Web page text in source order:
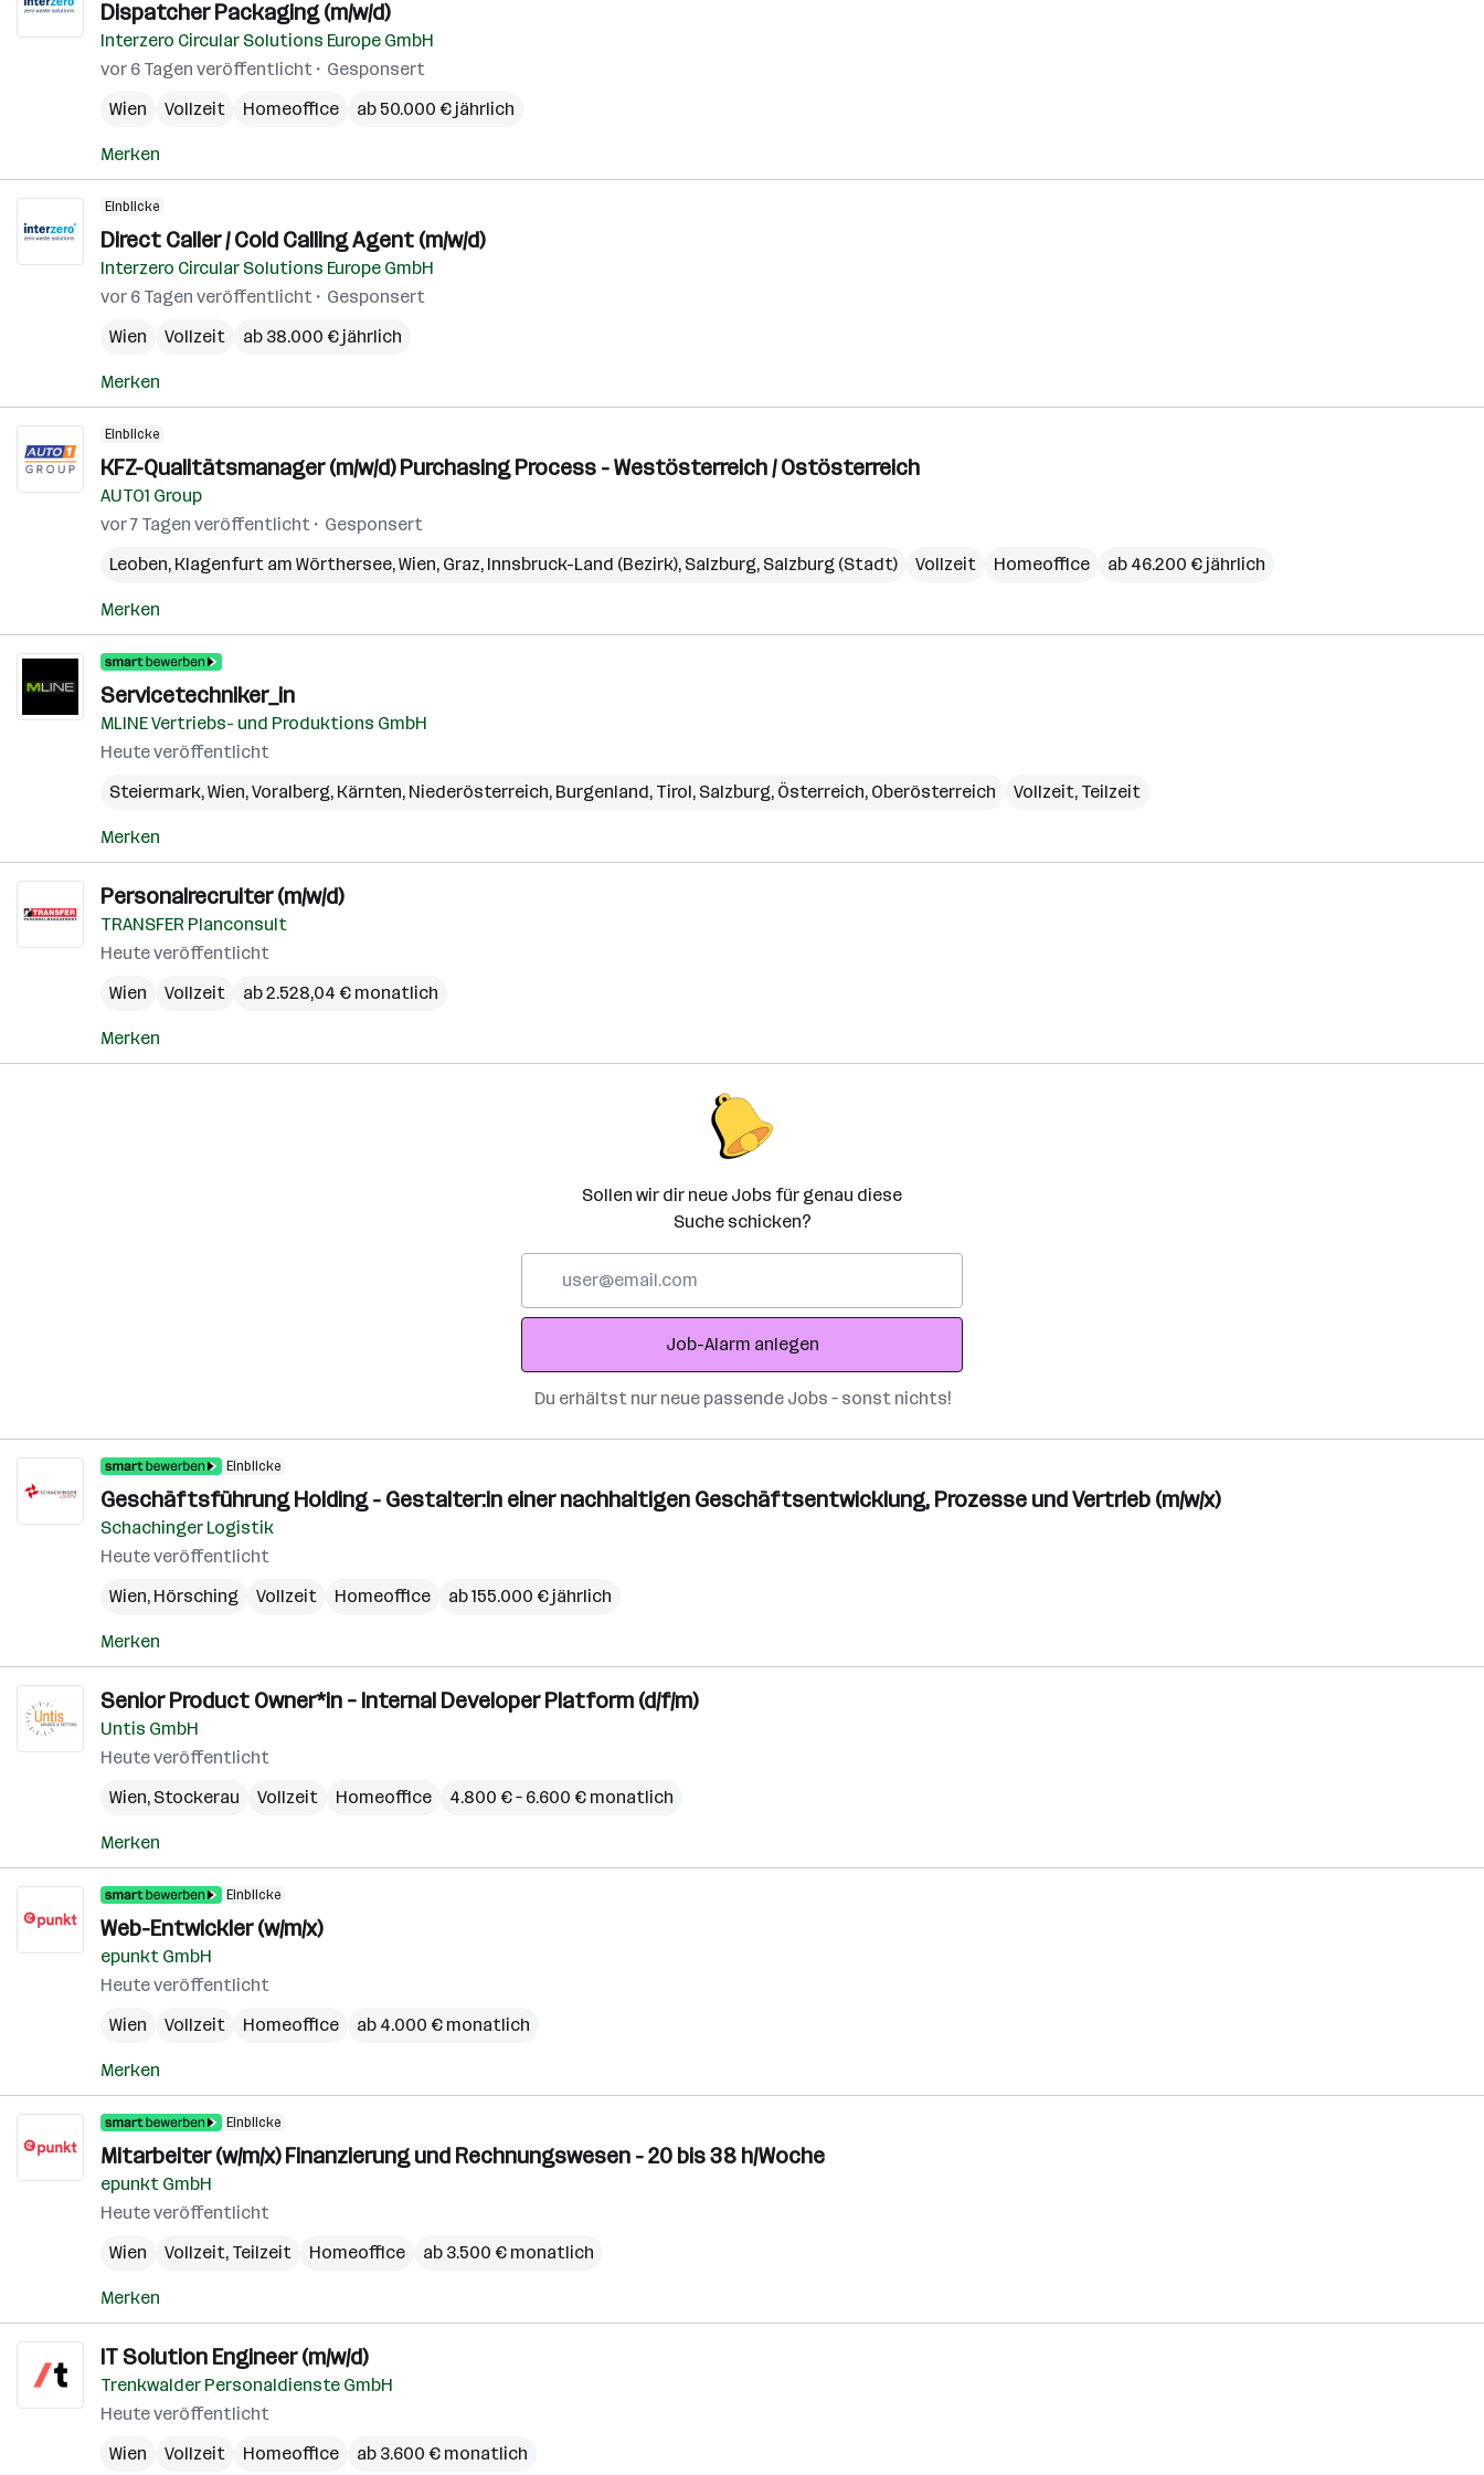
Dispatcher Packaging (m/w/d)
Interzero Circular Solutions Europe GmbH
vor 6 Tagen veröffentlicht
Gesponsert
Wien
Vollzeit Homeoffice ab 50.000 € jährlich
Merken
Einblicke
Direct Caller / Cold Calling Agent (m/w/d)
Interzero Circular Solutions Europe GmbH
vor 6 Tagen veröffentlicht
Gesponsert
Wien
Vollzeit ab 38.000 € jährlich
Merken
Einblicke
KFZ-Qualitätsmanager (m/w/d) Purchasing Process - Westösterreich / Ostösterreich
AUTO1 Group
vor 7 Tagen veröffentlicht
Gesponsert
Leoben, Klagenfurt am Wörthersee,Wien, Graz, Innsbruck-Land (Bezirk), Salzburg, Salzburg (Stadt) Vollzeit Homeoffice ab 46.200 € jährlich
Merken
Servicetechniker_in
MLINE Vertriebs- und Produktions GmbH
Heute veröffentlicht
Steiermark,Wien,Voralberg, Kärnten, Niederösterreich, Burgenland, Tirol, Salzburg, Österreich, Oberösterreich Vollzeit, Teilzeit
Merken
Personalrecruiter (m/w/d)
TRANSFER Planconsult
Heute veröffentlicht
Wien
Vollzeit ab 2.528,04 € monatlich
Merken
Sollen wir dir neue Jobs für genau diese
Suche schicken?
Adresse
Job-Alarm anlegen
Du erhältst nur neue passende Jobs – sonst nichts!
Einblicke
Geschäftsführung Holding - Gestalter:in einer nachhaltigen Geschäftsentwicklung, Prozesse und Vertrieb (m/w/x)
Schachinger Logistik
Heute veröffentlicht
Wien, Hörsching Vollzeit Homeoffice ab 155.000 € jährlich
Merken
Senior Product Owner*in – Internal Developer Platform (d/f/m)
Untis GmbH
Heute veröffentlicht
Wien, Stockerau Vollzeit Homeoffice 4.800 € – 6.600 € monatlich
Merken
Einblicke
Web-Entwickler (w/m/x)
epunkt GmbH
Heute veröffentlicht
Wien
Vollzeit Homeoffice ab 4.000 € monatlich
Merken
Einblicke
Mitarbeiter (w/m/x) Finanzierung und Rechnungswesen - 20 bis 38 h/Woche
epunkt GmbH
Heute veröffentlicht
Wien
Vollzeit, Teilzeit Homeoffice ab 3.500 € monatlich
Merken
IT Solution Engineer (m/w/d)
Trenkwalder Personaldienste GmbH
Heute veröffentlicht
Wien
Vollzeit Homeoffice ab 3.600 € monatlich